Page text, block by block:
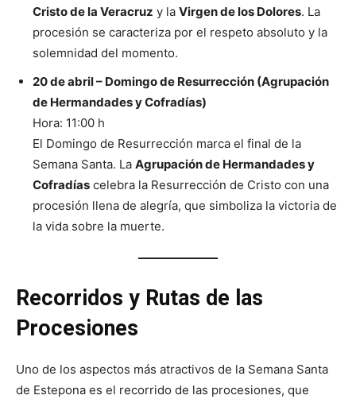
Cristo de la Veracruz y la Virgen de los Dolores. La
procesión se caracteriza por el respeto absoluto y la
solemnidad del momento.
20 de abril – Domingo de Resurrección (Agrupación
de Hermandades y Cofradías)
Hora: 11:00 h
El Domingo de Resurrección marca el final de la
Semana Santa. La Agrupación de Hermandades y
Cofradías celebra la Resurrección de Cristo con una
procesión llena de alegría, que simboliza la victoria de
la vida sobre la muerte.
Recorridos y Rutas de las
Procesiones
Uno de los aspectos más atractivos de la Semana Santa
de Estepona es el recorrido de las procesiones, que